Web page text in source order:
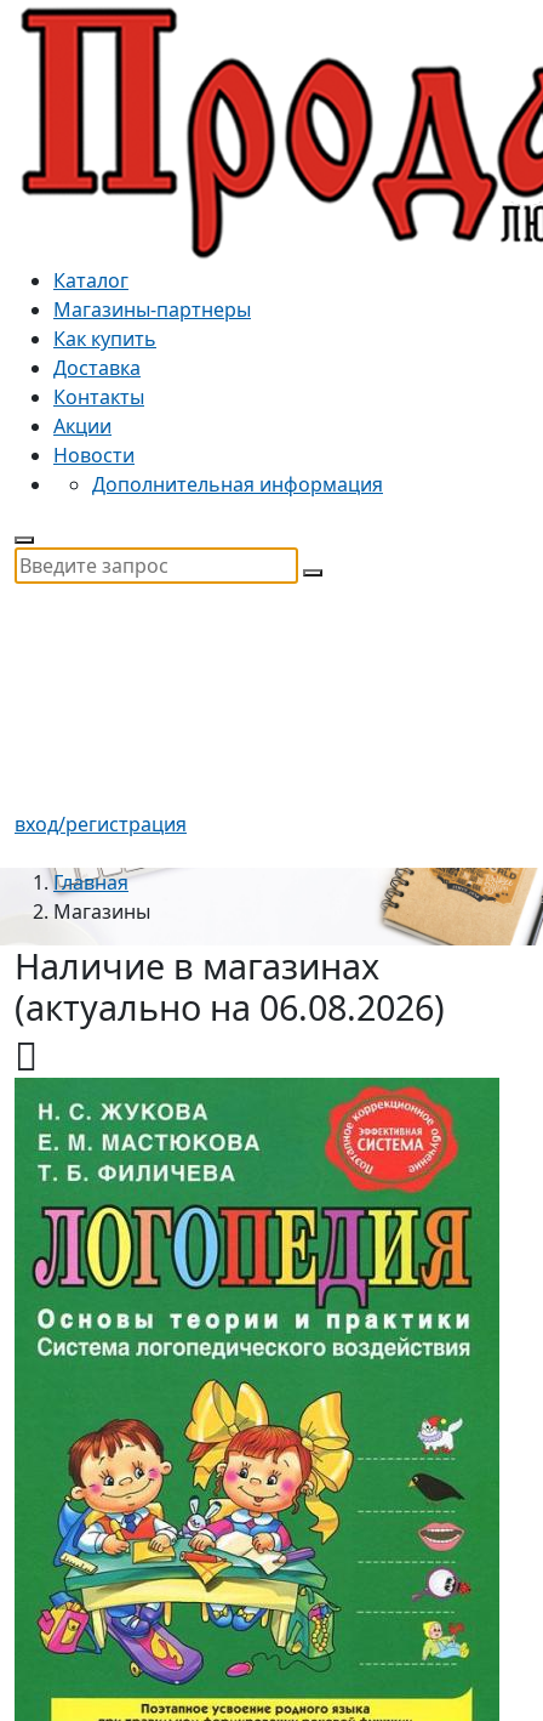
Каталог
Магазины-партнеры
Как купить
Доставка
Контакты
Акции
Новости
Дополнительная информация
вход/регистрация
Главная
Магазины
Наличие в магазинах
(актуально на 06.08.2026)